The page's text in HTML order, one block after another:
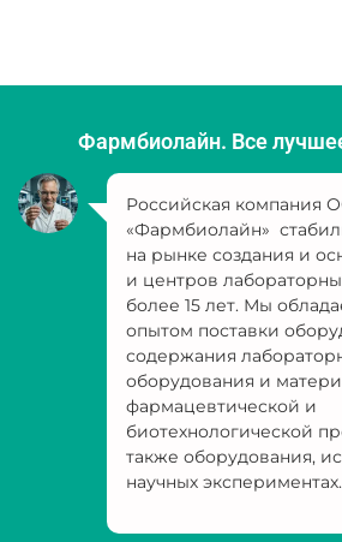
Фармбиолайн. Все
Российская компания
«Фармбиолайн»
на рынке создания и
и центров
более 15 лет. Мы
опытом поставки
содержания
оборудования и
фармацевтической и
биотехнологической
также оборудования,
научных экспериментах.